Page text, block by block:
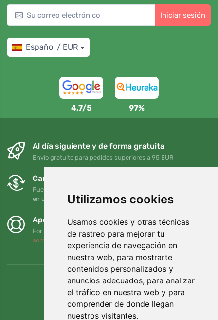
Utilizamos cookies
Usamos cookies y otras técnicas
de rastreo para mejorar tu
experiencia de navegación en
nuestra web, para mostrarte
contenidos personalizados y
anuncios adecuados, para analizar
el tráfico en nuestra web y para
comprender de donde llegan
nuestros visitantes.
Iniciar sesión
Español / EUR
4,7/5 97%
Al día siguiente y de forma gratuita
Envío gratuito para pedidos superiores a 95 EUR
Cambios y devoluciones gratuitos
Puede devolver o cambiar su pedido en cualquier momento
en un plazo de 90 días
Apoyamos a Trees.org
Por cada pedido plantamos un árbol. Leer más
somos